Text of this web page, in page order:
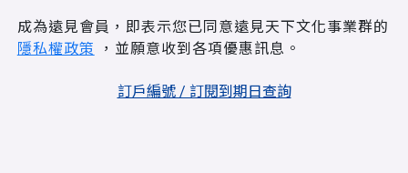
成為遠見會員，即表示您已同意遠見天下文化事業群的
隱私權政策 ，並願意收到各項優惠訊息。
訂戶編號 / 訂閱到期日查詢